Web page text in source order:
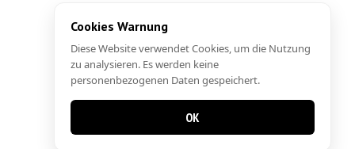
Cookies Warnung
Diese Website verwendet Cookies, um die Nutzung
zu analysieren. Es werden keine
personenbezogenen Daten gespeichert.
OK